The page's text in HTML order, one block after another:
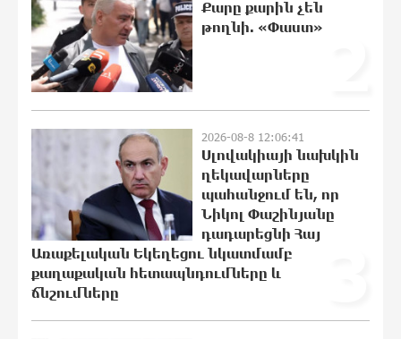
Որոնվում է նախաձեռնված քրեական
վարույթի շրջանակներում
Փաշինյանն ու Թրամփը
հեռախոսազրույց են ունեցել
19:37:10 8-08-2026
Չհանե´ս խաչդ, Հայաստան աշխարհ․
Ուժեղ Հայաստան
Քարը քարին չեն
թողնի. «Փաստ»
2026-08-8 12:06:41
Սլովակիայի նախկին
ղեկավարները
պահանջում են, որ
Նիկոլ Փաշինյանը
դադարեցնի Հայ
Առաքելական Եկեղեցու նկատմամբ
քաղաքական հետապնդումները և
ճնշումները